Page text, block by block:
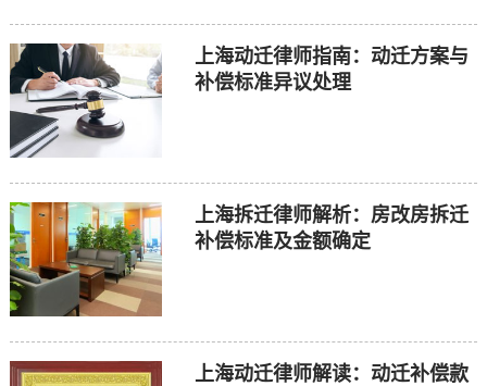
上海动迁律师指南：动迁方案与
补偿标准异议处理
上海拆迁律师解析：房改房拆迁
补偿标准及金额确定
上海动迁律师解读：动迁补偿款